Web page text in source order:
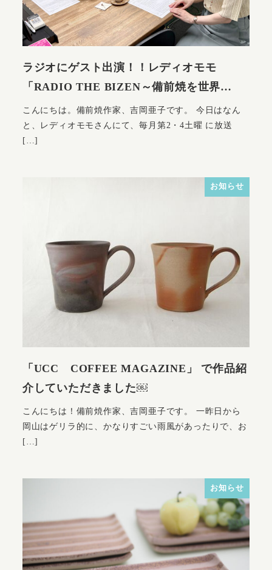
ラジオにゲスト出演！！レディオモモ
「RADIO THE BIZEN～備前焼を世界…
こんにちは。備前焼作家、吉岡亜子です。 今日はなん
と、レディオモモさんにて、毎月第2・4土曜 に放送
[…]
お知らせ
「UCC COFFEE MAGAZINE」 で作品紹
介していただきました￼
こんにちは！備前焼作家、吉岡亜子です。 一昨日から
岡山はゲリラ的に、かなりすごい雨風があったりで、お
[…]
お知らせ